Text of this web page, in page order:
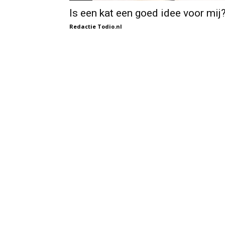
Is een kat een goed idee voor mij?
Redactie Todio.nl